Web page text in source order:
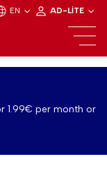
EN AD-LITE
1.99€ per month or